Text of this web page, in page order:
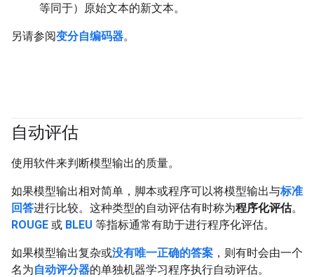
等同于）原始文本的新文本。
另请参阅变分自编码器。
自动评估
使用软件来判断模型输出的质量。
如果模型输出相对简单，脚本或程序可以将模型输出与标准
回答进行比较。这种类型的自动评估有时称为程序化评估。
ROUGE 或 BLEU 等指标通常有助于进行程序化评估。
如果模型输出复杂或没有唯一正确的答案 ，则有时会由一个
名为自动评分器的单独机器学习程序执行自动评估。